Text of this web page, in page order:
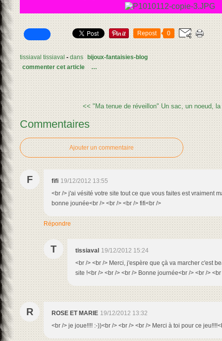
Repost 0
tissiaval tissiaval - dans bijoux-fantaisies-blog
commenter cet article
…
<< "Ma tenue de réveillon" Un sac, un noeud,
Commentaires
Ajouter un commentaire
F fifi 19/12/2012 13:55
<br /> j'ai vésité votre site tout ce que vous faites est vraiment
bonne jounée<br /> <br /> <br /> fifi<br />
Répondre
T tissiaval 19/12/2012 15:24
<br /> <br /> Merci, j'espère que çà va marcher c'est
site !<br /> <br /> <br /> Bonne journée<br /> <br /> <br
R ROSE ET MARIE 19/12/2012 13:32
<br /> je joue!!!! :-))<br /> <br /> <br /> Merci à toi pour ce